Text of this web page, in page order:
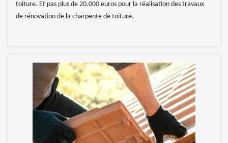
toiture. Et pas plus de 20.000 euros pour la réalisation des travaux
de rénovation de la charpente de toiture.